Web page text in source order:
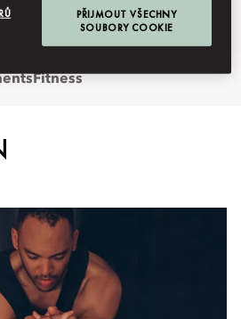
hours
Hours: 7:30am - 8:30pm
Fitness
PŘIJMOUT VŠECHNY
SOUBORY COOKIE